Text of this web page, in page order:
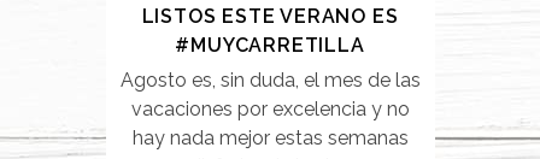
LISTOS ESTE VERANO ES
#MUYCARRETILLA
Agosto es, sin duda, el mes de las
vacaciones por excelencia y no
hay nada mejor estas semanas